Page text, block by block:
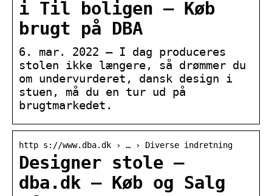
i Til boligen – Køb
brugt på DBA
6. mar. 2022 — I dag produceres
stolen ikke længere, så drømmer du
om undervurderet, dansk design i
stuen, må du en tur ud på
brugtmarkedet.
http s://www.dba.dk › … › Diverse indretning
Designer stole –
dba.dk – Køb og Salg